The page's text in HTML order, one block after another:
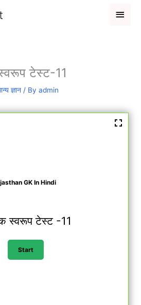
Main
टेस्ट-11
ज्ञान / Byadmin
GK In Hindi
स्वरूप टेस्ट -11